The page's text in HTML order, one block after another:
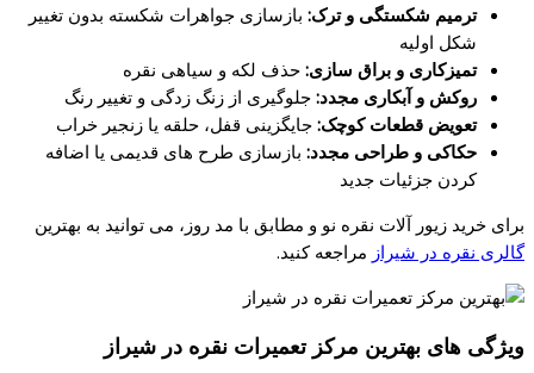
ترمیم شکستگی و ترک: بازسازی جواهرات شکسته بدون تغییر
شکل اولیه
تمیزکاری و براق‌ سازی:حذف لکه و سیاهی نقره
روکش و آبکاری مجدد:جلوگیری از زنگ‌ زدگی و تغییر رنگ
تعویض قطعات کوچک:جایگزینی قفل، حلقه یا زنجیر خراب
حکاکی و طراحی مجدد: بازسازی طرح‌ های قدیمی یا اضافه
کردن جزئیات جدید
برای خرید زیور آلات نقره نو و مطابق با مد روز، می توانید به بهترین
گالری نقره در شیراز مراجعه کنید.
ویژگی‌ های بهترین مرکز تعمیرات نقره در شیراز